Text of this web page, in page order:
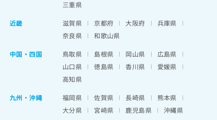
三重県
近畿
滋賀県 京都府 大阪府
兵庫県
奈良県
和歌山県
中国・四国
鳥取県 島根県 岡山県
広島県
山口県
徳島県 香川県
愛媛県
高知県
九州・沖縄
福岡県 佐賀県 長崎県
熊本県
大分県
宮崎県 鹿児島県 沖縄県